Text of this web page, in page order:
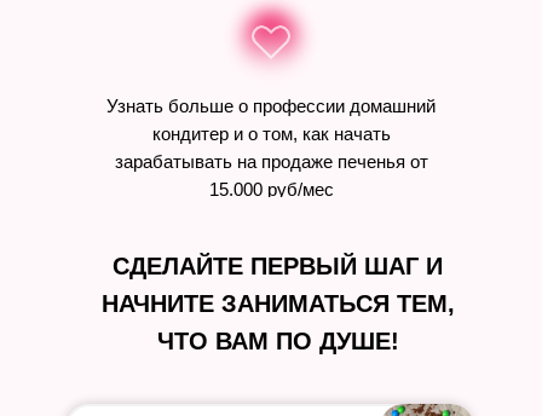
НАЧНИТЕ ЗАНИМАТЬСЯ ТЕМ,
ЧТО ВАМ ПО ДУШЕ!
Узнать больше о профессии домашний
кондитер и о том, как начать
зарабатывать на продаже печенья от
15.000 руб/мес
СДЕЛАЙТЕ ПЕРВЫЙ ШАГ И
НАЧНИТЕ ЗАНИМАТЬСЯ ТЕМ,
ЧТО ВАМ ПО ДУШЕ!